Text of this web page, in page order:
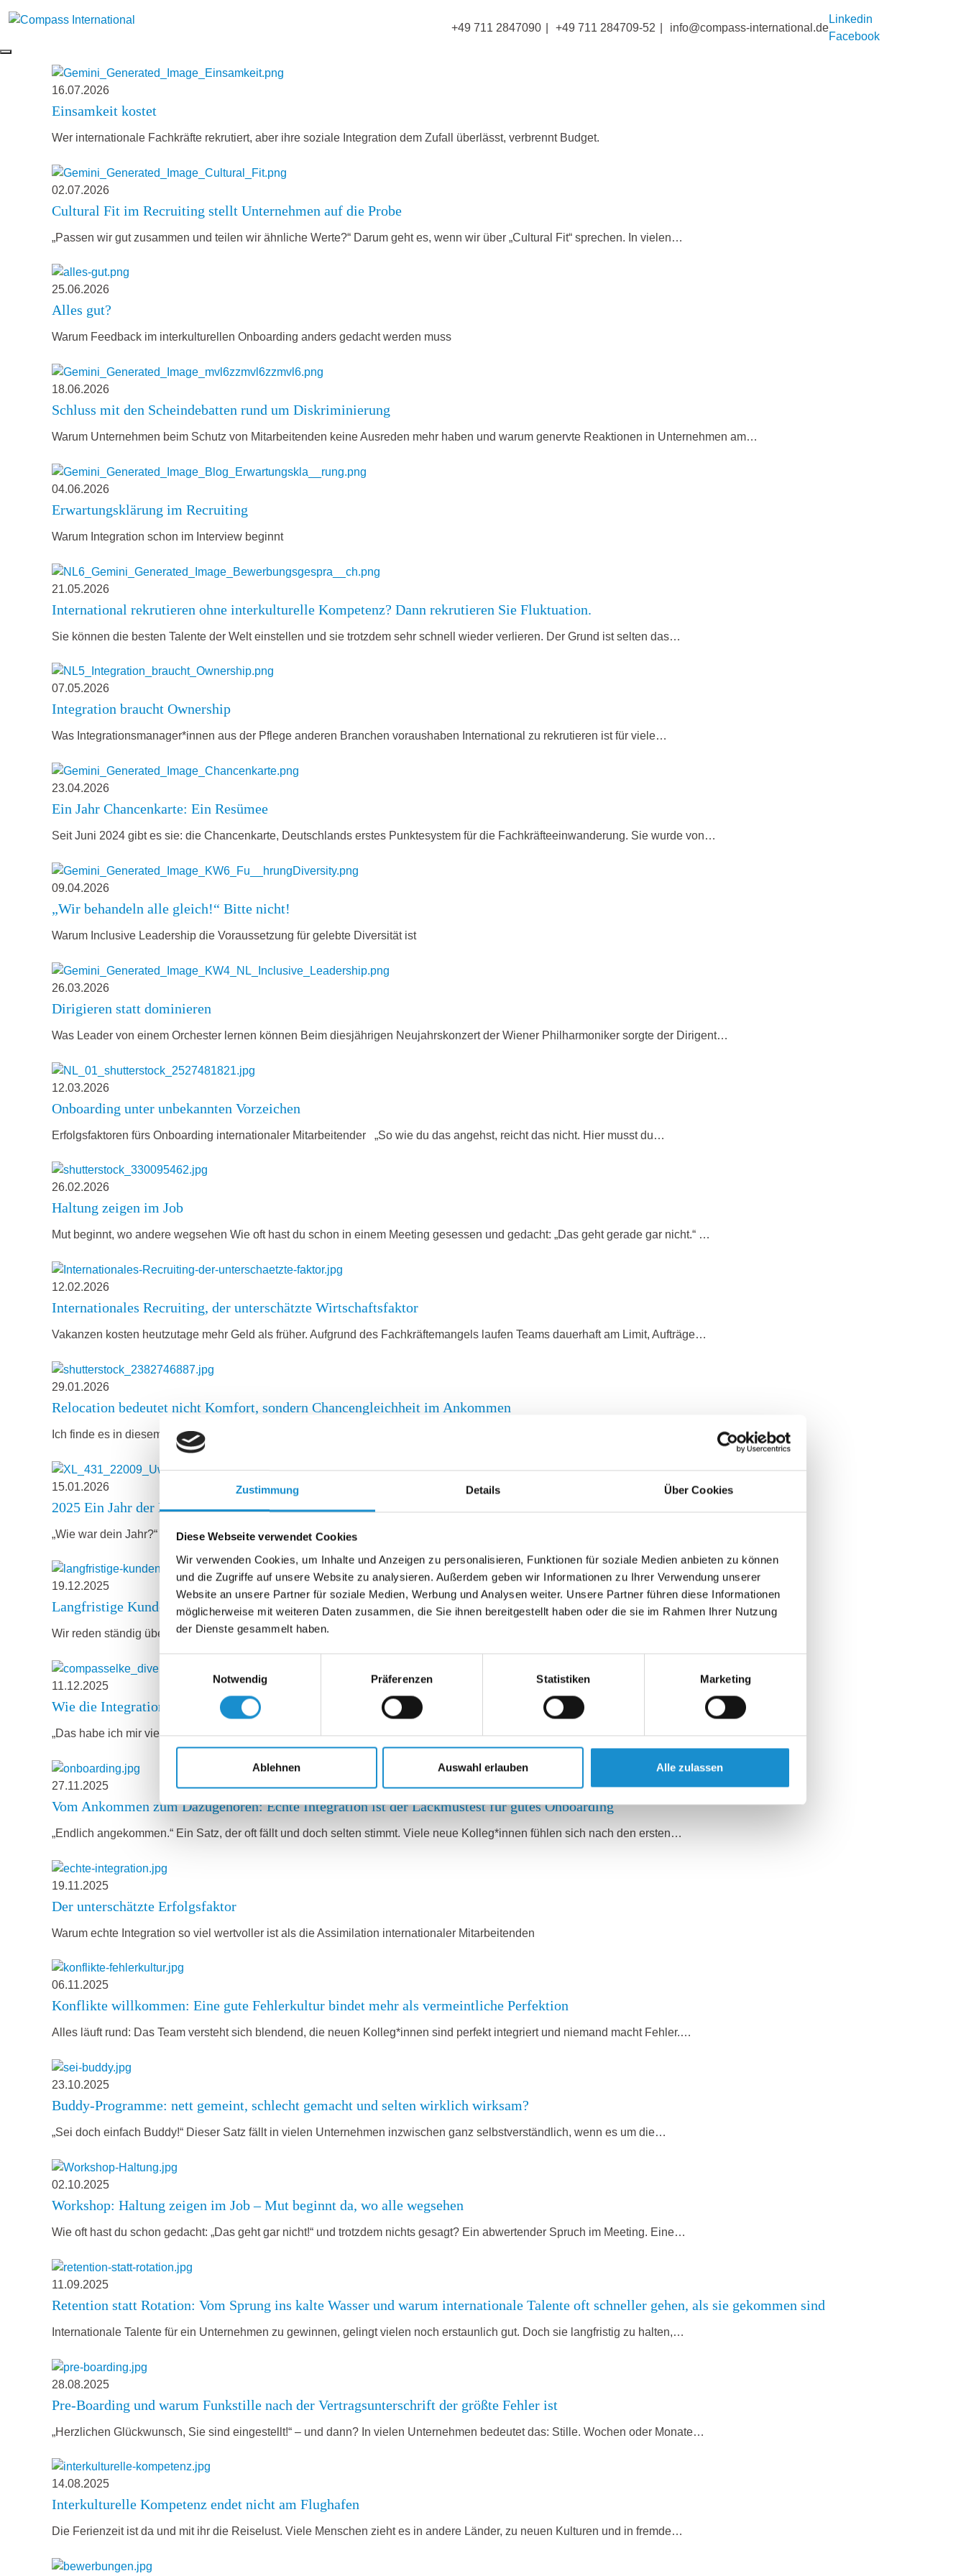
Zustimmung Details Über Cookies
Diese Webseite verwendet Cookies
Wir verwenden Cookies, um Inhalte und Anzeigen zu personalisieren, Funktionen für soziale Medien anbieten zu können
und die Zugriffe auf unsere Website zu analysieren. Außerdem geben wir Informationen zu Ihrer Verwendung unserer
Website an unsere Partner für soziale Medien, Werbung und Analysen weiter. Unsere Partner führen diese Informationen
möglicherweise mit weiteren Daten zusammen, die Sie ihnen bereitgestellt haben oder die sie im Rahmen Ihrer Nutzung
der Dienste gesammelt haben.
Notwendig
Präferenzen Statistiken Marketing
Ablehnen Auswahl erlauben Alle zulassen
+49 711 2847090 +49 711 284709-52 info@compass-international.de
Linkedin
Facebook
16.07.2026
Einsamkeit kostet
Wer internationale Fachkräfte rekrutiert, aber ihre soziale Integration dem Zufall überlässt, verbrennt Budget.
02.07.2026
Cultural Fit im Recruiting stellt Unternehmen auf die Probe
„Passen wir gut zusammen und teilen wir ähnliche Werte?“ Darum geht es, wenn wir über „Cultural Fit“ sprechen. In vielen…
25.06.2026
Alles gut?
Warum Feedback im interkulturellen Onboarding anders gedacht werden muss
18.06.2026
Schluss mit den Scheindebatten rund um Diskriminierung
Warum Unternehmen beim Schutz von Mitarbeitenden keine Ausreden mehr haben und warum genervte Reaktionen in Unternehmen am…
04.06.2026
Erwartungsklärung im Recruiting
Warum Integration schon im Interview beginnt
21.05.2026
International rekrutieren ohne interkulturelle Kompetenz? Dann rekrutieren Sie Fluktuation.
Sie können die besten Talente der Welt einstellen und sie trotzdem sehr schnell wieder verlieren. Der Grund ist selten das…
07.05.2026
Integration braucht Ownership
Was Integrationsmanager*innen aus der Pflege anderen Branchen voraushaben International zu rekrutieren ist für viele…
23.04.2026
Ein Jahr Chancenkarte: Ein Resümee
Seit Juni 2024 gibt es sie: die Chancenkarte, Deutschlands erstes Punktesystem für die Fachkräfteeinwanderung. Sie wurde von…
09.04.2026
„Wir behandeln alle gleich!“ Bitte nicht!
Warum Inclusive Leadership die Voraussetzung für gelebte Diversität ist
26.03.2026
Dirigieren statt dominieren
Was Leader von einem Orchester lernen können Beim diesjährigen Neujahrskonzert der Wiener Philharmoniker sorgte der Dirigent…
12.03.2026
Onboarding unter unbekannten Vorzeichen
Erfolgsfaktoren fürs Onboarding internationaler Mitarbeitender „So wie du das angehst, reicht das nicht. Hier musst du…
26.02.2026
Haltung zeigen im Job
Mut beginnt, wo andere wegsehen Wie oft hast du schon in einem Meeting gesessen und gedacht: „Das geht gerade gar nicht.“ …
12.02.2026
Internationales Recruiting, der unterschätzte Wirtschaftsfaktor
Vakanzen kosten heutzutage mehr Geld als früher. Aufgrund des Fachkräftemangels laufen Teams dauerhaft am Limit, Aufträge…
29.01.2026
Relocation bedeutet nicht Komfort, sondern Chancengleichheit im Ankommen
Ich finde es in diesem Fall sehr schade, wenn Studien eigene Erfahrungen bestätigen. Dieses tut die Studie des Deutschen…
15.01.2026
2025 Ein Jahr der Klarheit, Fokussierung und Haltung
„Wie war dein Jahr?“ – „Es ist rum.“ So oder so ähnlich verliefen viele Gespräche in den letzten Wochen. Denn das vergangene…
19.12.2025
Langfristige Kundenbeziehungen: Vertrauen ist das neue Kapital – ein Impuls zum Jahresende
Wir reden ständig über Neukundengewinnung, doch kaum jemand über das, was wirklich zählt: Beziehung. Denn was bringt der…
11.12.2025
Wie die Integration internationaler Mitarbeitender zum Wettbewerbsvorteil wird
„Das habe ich mir viel einfacher vorgestellt.“ Diesen Satz höre ich oft, wenn Unternehmen ihre ersten internationalen…
27.11.2025
Vom Ankommen zum Dazugehören: Echte Integration ist der Lackmustest für gutes Onboarding
„Endlich angekommen.“ Ein Satz, der oft fällt und doch selten stimmt. Viele neue Kolleg*innen fühlen sich nach den ersten…
19.11.2025
Der unterschätzte Erfolgsfaktor
Warum echte Integration so viel wertvoller ist als die Assimilation internationaler Mitarbeitenden
06.11.2025
Konflikte willkommen: Eine gute Fehlerkultur bindet mehr als vermeintliche Perfektion
Alles läuft rund: Das Team versteht sich blendend, die neuen Kolleg*innen sind perfekt integriert und niemand macht Fehler.…
23.10.2025
Buddy-Programme: nett gemeint, schlecht gemacht und selten wirklich wirksam?
„Sei doch einfach Buddy!“ Dieser Satz fällt in vielen Unternehmen inzwischen ganz selbstverständlich, wenn es um die…
02.10.2025
Workshop: Haltung zeigen im Job – Mut beginnt da, wo alle wegsehen
Wie oft hast du schon gedacht: „Das geht gar nicht!“ und trotzdem nichts gesagt? Ein abwertender Spruch im Meeting. Eine…
11.09.2025
Retention statt Rotation: Vom Sprung ins kalte Wasser und warum internationale Talente oft schneller gehen, als sie gekommen sind
Internationale Talente für ein Unternehmen zu gewinnen, gelingt vielen noch erstaunlich gut. Doch sie langfristig zu halten,…
28.08.2025
Pre-Boarding und warum Funkstille nach der Vertragsunterschrift der größte Fehler ist
„Herzlichen Glückwunsch, Sie sind eingestellt!“ – und dann? In vielen Unternehmen bedeutet das: Stille. Wochen oder Monate…
14.08.2025
Interkulturelle Kompetenz endet nicht am Flughafen
Die Ferienzeit ist da und mit ihr die Reiselust. Viele Menschen zieht es in andere Länder, zu neuen Kulturen und in fremde…